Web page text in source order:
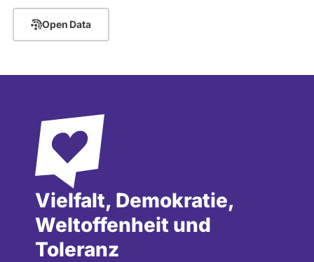
Open Data
Vielfalt, Demokratie,
Weltoffenheit und
Toleranz